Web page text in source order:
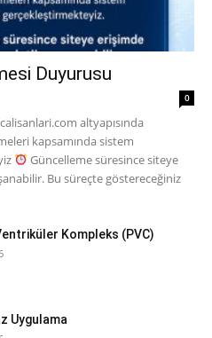
Duyurusu
0
altyapısında
kapsamında sistem
Güncelleme süresince siteye
Bu süreçte göstereceğiniz
Kompleks (PVC)
Uygulama